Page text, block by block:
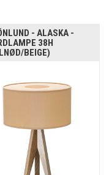
- ALASKA -
38H
BEIGE)